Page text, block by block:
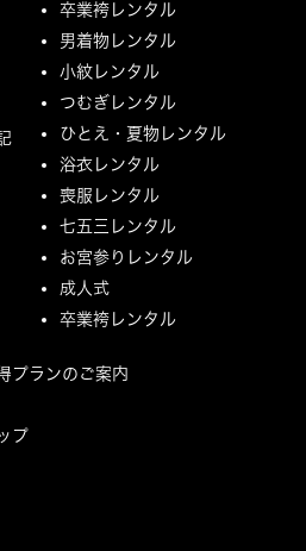
卒業袴レンタル
男着物レンタル
小紋レンタル
つむぎレンタル
ひとえ・夏物レンタル
浴衣レンタル
喪服レンタル
七五三レンタル
お宮参りレンタル
成人式
卒業袴レンタル
プランのご案内
プ